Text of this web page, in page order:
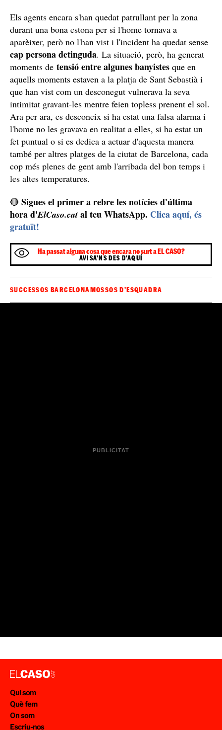
Els agents encara s'han quedat patrullant per la zona
durant una bona estona per si l'home tornava a
aparèixer, però no l'han vist i l'incident ha quedat sense
cap persona detinguda. La situació, però, ha generat
moments de tensió entre algunes banyistes que en
aquells moments estaven a la platja de Sant Sebastià i
que han vist com un desconegut vulnerava la seva
intimitat gravant-les mentre feien topless prenent el sol.
Ara per ara, es desconeix si ha estat una falsa alarma i
l'home no les gravava en realitat a elles, si ha estat un
fet puntual o si es dedica a actuar d'aquesta manera
també per altres platges de la ciutat de Barcelona, cada
cop més plenes de gent amb l'arribada del bon temps i
les altes temperatures.
🔴 Sigues el primer a rebre les notícies d'última
hora d'ElCaso.cat al teu WhatsApp. Clica aquí, és
gratuït!
Ha passat alguna cosa que encara no surt a EL CASO?
AVISA'NS DES D'AQUÍ
SUCCESSOS BARCELONAMOSSOS D'ESQUADRA
Qui som
Què fem
On som
Escriu-nos